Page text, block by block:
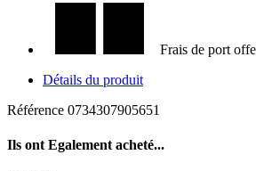
Frais de port
Détails du produit
Référence 0734307905651
Ils ont Egalement acheté...